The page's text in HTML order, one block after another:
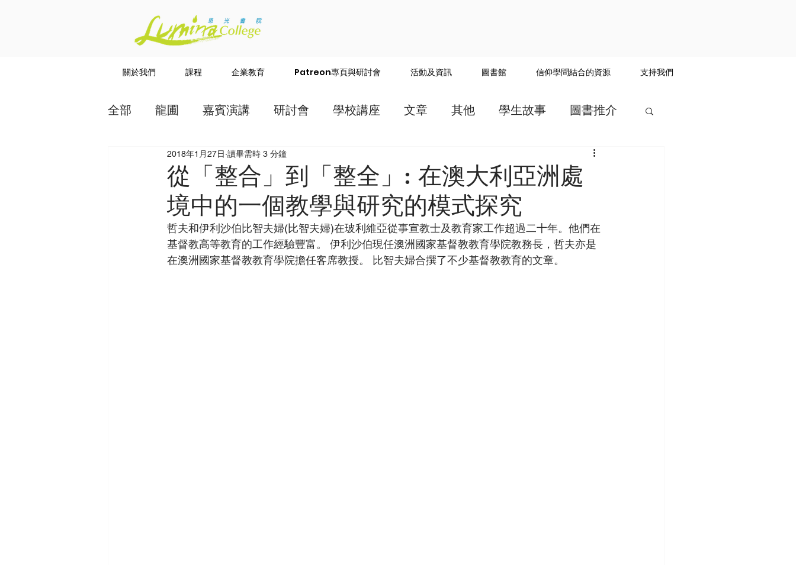
關於我們 課程 企業教育 Patreon專頁與研討會 活動及資訊 圖書館 信仰學問結合的資源 支持我們
全部 龍圃 嘉賓演講 研討會 學校講座 文章 其他 學生故事 圖書推介
講道系列
從「整合」到「整全」: 在澳大利亞洲處
境中的一個教學與研究的模式探究
2018年1月27日 讀畢需時 3 分鐘
哲夫和伊利沙伯比智夫婦(比智夫婦)在玻利維亞從事宣教士及教育家工作超過二十年。他們在
基督教高等教育的工作經驗豐富。 伊利沙伯現任澳洲國家基督教教育學院教務長，哲夫亦是
在澳洲國家基督教教育學院擔任客席教授。 比智夫婦合撰了不少基督教教育的文章。